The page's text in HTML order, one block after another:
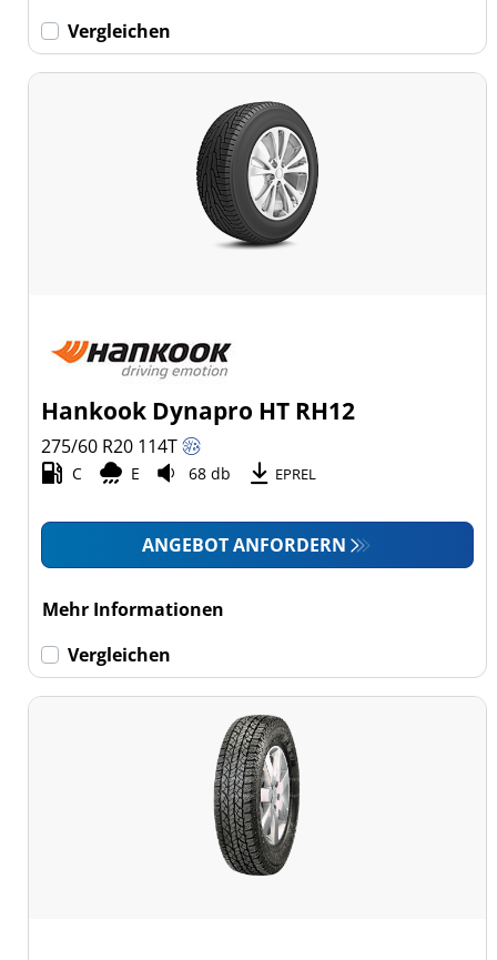
Vergleichen
Hankook Dynapro HT RH12
275/60 R20 114T
C E 68 db EPREL
ANGEBOT ANFORDERN
Mehr Informationen
Vergleichen